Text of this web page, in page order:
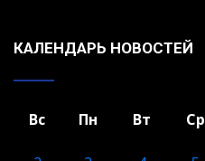
КАЛЕНДАРЬ НОВОСТЕЙ
Вс Пн Вт Ср